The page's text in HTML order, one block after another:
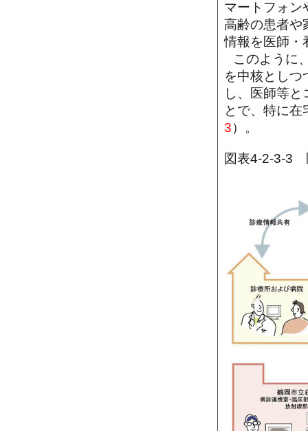
マートフォン
高齢の患者や
情報を医師・
このように
を中核としつ
し、医師等
とで、特に
3）。
図表4-2-3-3